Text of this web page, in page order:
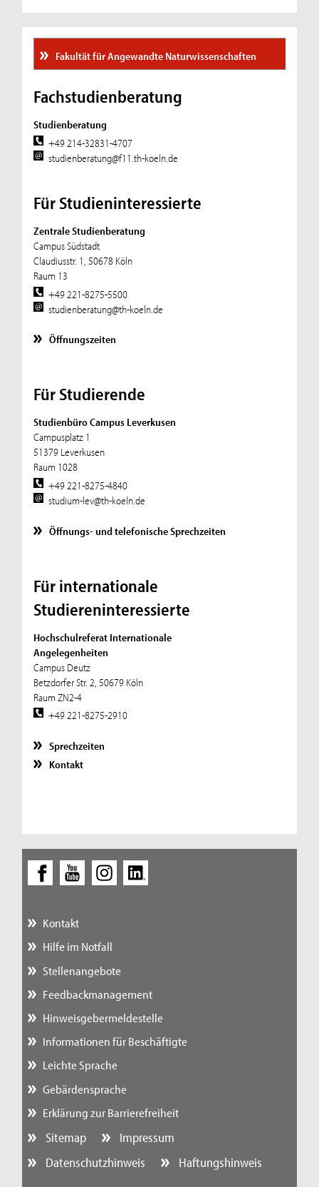
Fakultät für Angewandte Naturwissenschaften
Fachstudienberatung
Studienberatung
+49 214-32831-4707
studienberatung@f11.th-koeln.de
Für Studieninteressierte
Zentrale Studienberatung
Campus Südstadt
Claudiusstr. 1, 50678 Köln
Raum 13
+49 221-8275-5500
studienberatung@th-koeln.de
Öffnungszeiten
Für Studierende
Studienbüro Campus Leverkusen
Campusplatz 1
51379 Leverkusen
Raum 1028
+49 221-8275-4840
studium-lev@th-koeln.de
Öffnungs- und telefonische Sprechzeiten
Für internationale
Studiereninteressierte
Hochschulreferat Internationale
Angelegenheiten
Campus Deutz
Betzdorfer Str. 2, 50679 Köln
Raum ZN2-4
+49 221-8275-2910
Sprechzeiten
Kontakt
Kontakt
Hilfe im Notfall
Stellenangebote
Feedbackmanagement
Hinweisgebermeldestelle
Informationen für Beschäftigte
Leichte Sprache
Gebärdensprache
Erklärung zur Barrierefreiheit
Sitemap
Impressum
Datenschutzhinweis
Haftungshinweis